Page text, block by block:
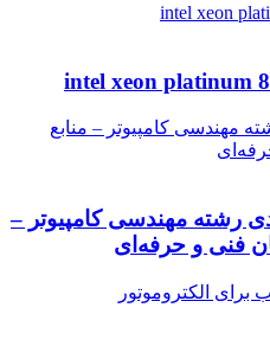
مهندسی کامپیوتر – منابع
رشته مهندسی کامپیوتر –
فنی و حرفه‌ای
برای الکتروموتور